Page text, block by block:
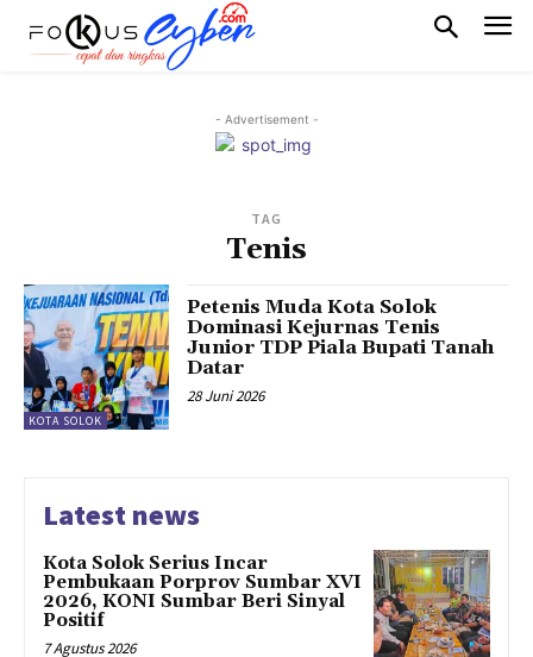
- Advertisement -
TAG
Tenis
KOTA SOLOK
Petenis Muda Kota Solok
Dominasi Kejurnas Tenis
Junior TDP Piala Bupati Tanah
Datar
28 Juni 2026
Latest news
Kota Solok Serius Incar
Pembukaan Porprov Sumbar XVI
2026, KONI Sumbar Beri Sinyal
Positif
7 Agustus 2026